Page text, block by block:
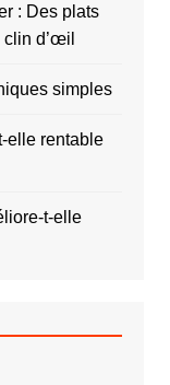
: Des plats
d’œil
simples
elle rentable
t-elle